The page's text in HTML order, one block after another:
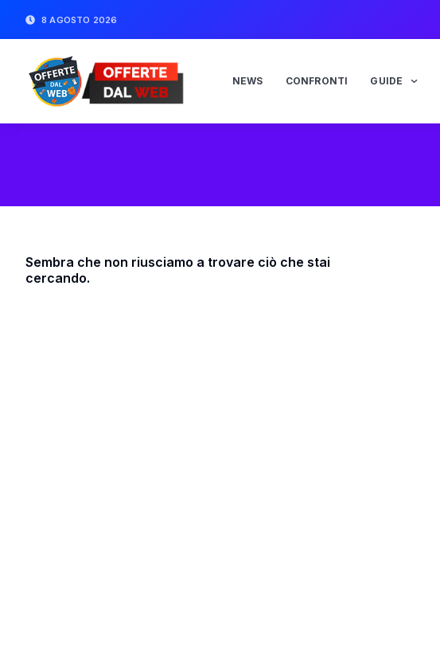
8 AGOSTO 2026
NEWS CONFRONTI GUIDE
Sembra che non riusciamo a trovare ciò che stai
cercando.